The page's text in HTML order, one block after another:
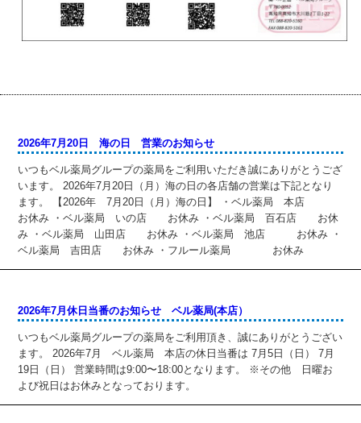
2026年7月20日 海の日 営業のお知らせ
いつもベル薬局グループの薬局をご利用いただき誠にありがとうござ
います。 2026年7月20日（月）海の日の各店舗の営業は下記となり
ます。 【2026年 7月20日（月）海の日】 ・ベル薬局 本店
お休み ・ベル薬局 いの店 お休み ・ベル薬局 百石店 お休
み ・ベル薬局 山田店 お休み ・ベル薬局 池店 お休み ・
ベル薬局 吉田店 お休み ・フルール薬局 お休み
2026年7月休日当番のお知らせ ベル薬局(本店）
いつもベル薬局グループの薬局をご利用頂き、誠にありがとうござい
ます。 2026年7月 ベル薬局 本店の休日当番は 7月5日（日） 7月
19日（日） 営業時間は9:00〜18:00となります。 ※その他 日曜お
よび祝日はお休みとなっております。